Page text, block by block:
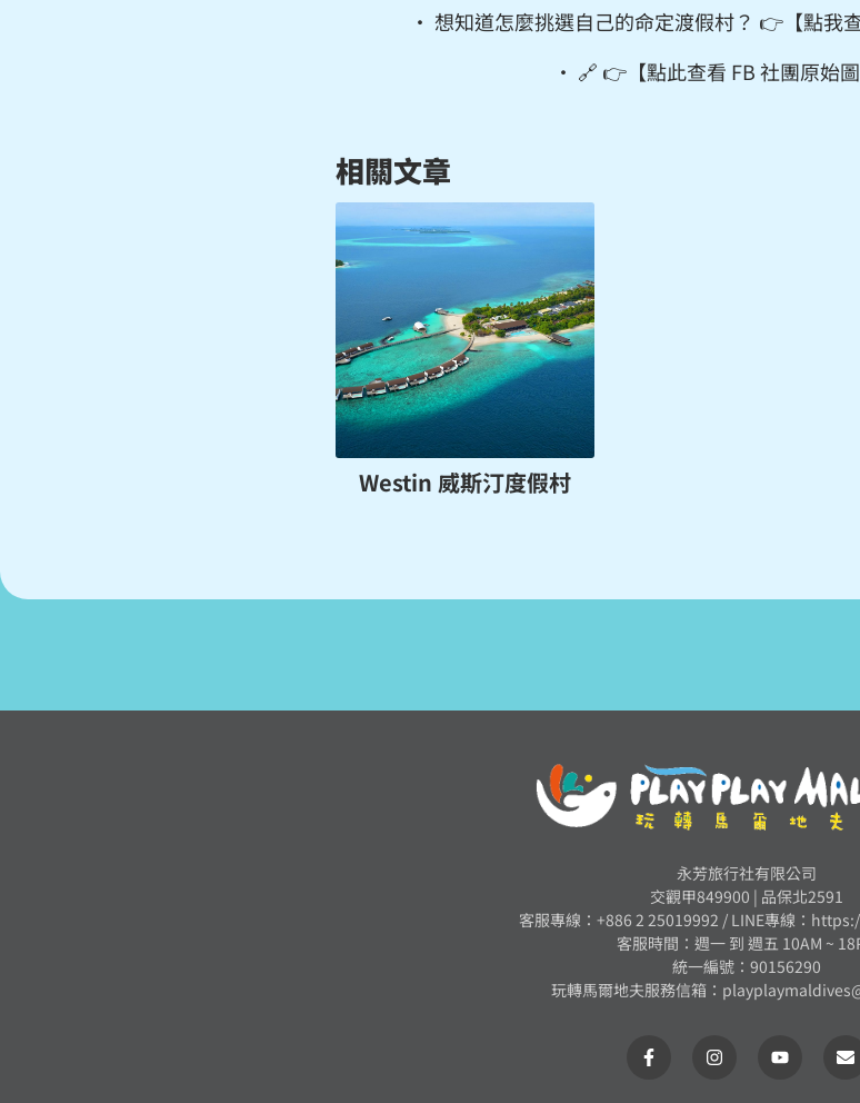
• 想知道怎麼挑選自己的命定渡假村？ 👉【點我
• 🔗 👉【點此查看 FB 社團原始
相關文章
Westin 威斯汀度假村
永芳旅行社有限公司
交觀甲849900 | 品保北2591
客服專線：+886 2 25019992 / LINE專線：
客服時間：週一 到 週五 10AM ~
統一編號：90156290
玩轉馬爾地夫服務信箱：